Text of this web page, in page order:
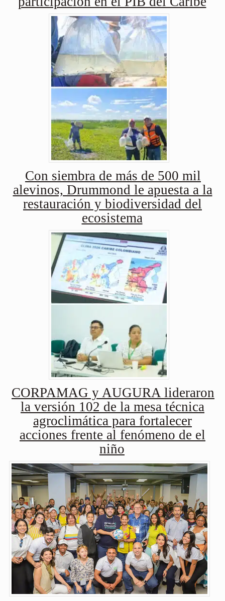
Con siembra de más de 500 mil
alevinos, Drummond le apuesta a la
restauración y biodiversidad del
ecosistema
CORPAMAG y AUGURA lideraron
la versión 102 de la mesa técnica
agroclimática para fortalecer
acciones frente al fenómeno de el
niño